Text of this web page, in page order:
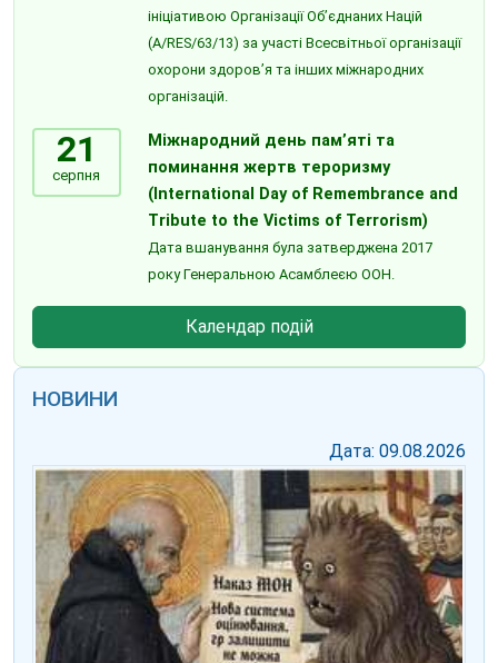
ініціативою Організації Об’єднаних Націй
(A/RES/63/13) за участі Всесвітньої організації
охорони здоров’я та інших міжнародних
організацій.
21
серпня
Міжнародний день пам’яті та
поминання жертв тероризму
(International Day of Remembrance and
Tribute to the Victims of Terrorism)
Дата вшанування була затверджена 2017
року Генеральною Асамблеєю ООН.
Календар подій
НОВИНИ
Дата: 09.08.2026